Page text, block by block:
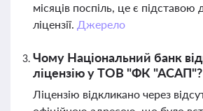
місяців поспіль, це є
ліцензії. Джерело
Чому Національний банк
ліцензію у ТОВ "ФК "АСАП"?
Ліцензію відкликано через